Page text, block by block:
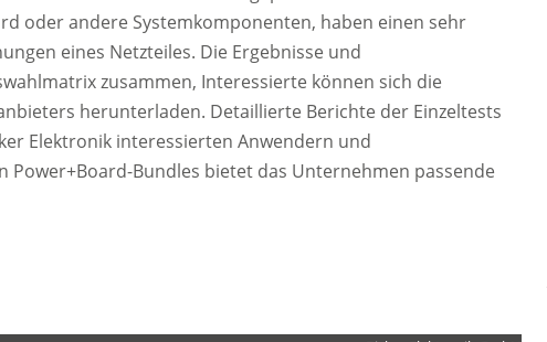
oder andere Systemkomponenten, haben einen sehr
eines Netzteiles. Die Ergebnisse und
zusammen, Interessierte können sich die
herunterladen. Detaillierte Berichte der Einzeltests
Elektronik interessierten Anwendern und
Power+Board-Bundles bietet das Unternehmen passende